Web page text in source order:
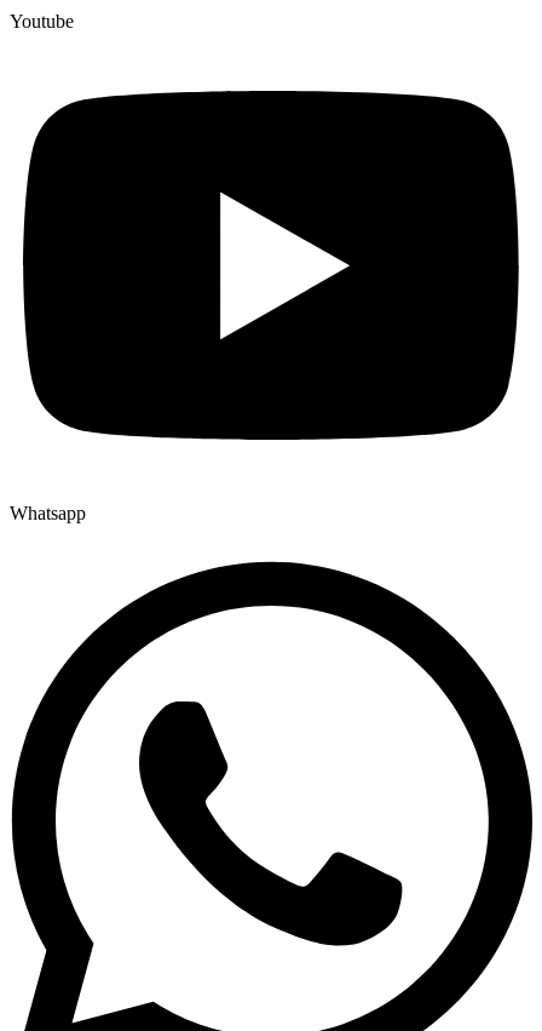
Youtube
Whatsapp